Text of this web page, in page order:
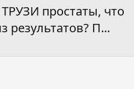
простаты, что
результатов? П...